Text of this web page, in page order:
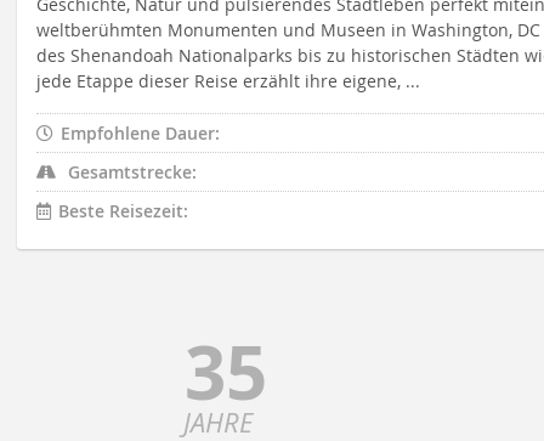
weltberühmten Monumenten und Museen in Washington,
des Shenandoah Nationalparks bis zu historischen Städten
jede Etappe dieser Reise erzählt ihre eigene, ...
Empfohlene Dauer:
Gesamtstrecke:
Beste Reisezeit:
35
JAHRE